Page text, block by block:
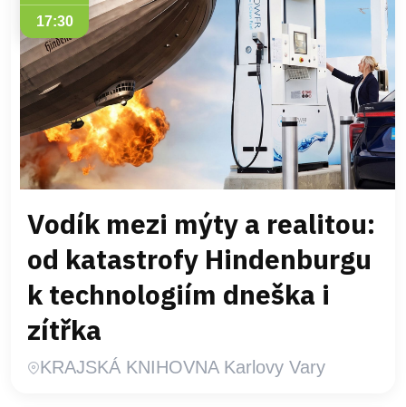
17:30
Vodík mezi mýty a realitou:
od katastrofy Hindenburgu
k technologiím dneška i
zítřka
KRAJSKÁ KNIHOVNA Karlovy Vary